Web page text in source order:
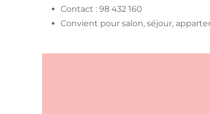
Contact : 98 432 160
Convient pour salon, séjour,